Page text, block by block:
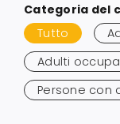
ai
risultati
Categoria del
Tutto
Adulti
Persone con